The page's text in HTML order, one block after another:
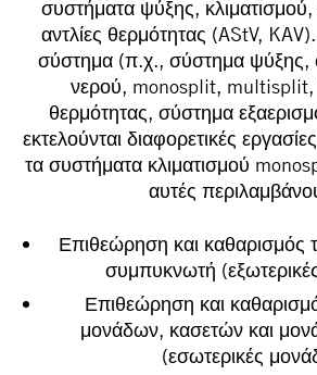
συστήματα ψύξης, κλιματισμού,
αντλίες θερμότητας (AStV,
σύστημα (π.χ., σύστημα ψύξης,
νερού, monosplit, multisplit,
θερμότητας, σύστημα
εκτελούνται διαφορετικές
τα συστήματα κλιματισμού
αυτές
Επιθεώρηση και καθαρισμός
συμπυκνωτή
Επιθεώρηση και
μονάδων, κασετών και
(εσωτερικές